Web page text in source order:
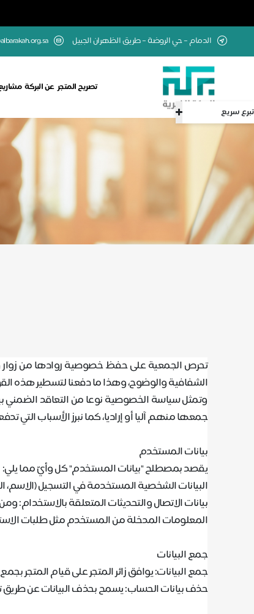
تبرع سريع
الدمام – حي الروضة – طريق الظهران الجبيل
تصريح المتجر عن البركة
تحرص الجمعية على حفظ خصوصية روادها من زوار
الشفافية والوضوح، وهذا ما دفعنا لتسطير هذه
وتمثل سياسة الخصوصية نوعا من التعاقد الضمني
جمعها منهم آليا أو إراديا، كما نبرز الأسباب التي
بيانات المستخدم
يقصد بمصطلح "بيانات المستخدم" كل وأيّ مما يلي:
‌البيانات الشخصية المستخدمة في التسجيل (الاسم،
بيانات الاتصال والتحديثات المتعلقة بالاستخدام:
‌المعلومات المدخلة من المستخدم مثل طلبات
جمع البيانات
جمع البيانات: يوافق زائر المتجر على قيام المتجر
حذف بيانات الحساب: يسمح بحذف البيانات عن